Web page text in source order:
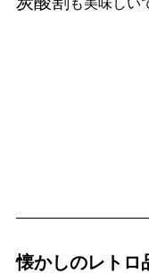
懐かしのレトロ